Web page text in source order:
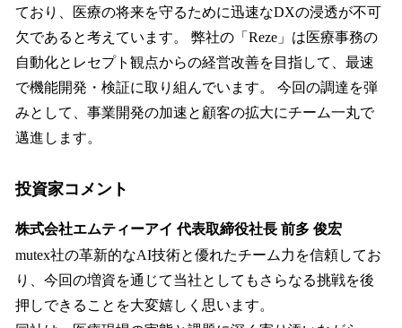
ており、医療の将来を守るために迅速なDXの浸透が不可
欠であると考えています。 弊社の「Reze」は医療事務の
自動化とレセプト観点からの経営改善を目指して、最速
で機能開発・検証に取り組んでいます。 今回の調達を弾
みとして、事業開発の加速と顧客の拡大にチーム一丸で
邁進します。
投資家コメント
株式会社エムティーアイ 代表取締役社長 前多 俊宏
mutex社の革新的なAI技術と優れたチーム力を信頼してお
り、今回の増資を通じて当社としてもさらなる挑戦を後
押しできることを大変嬉しく思います。